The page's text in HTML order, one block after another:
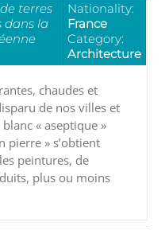
terres
dans la
Nationality:
France
Category:
Architecture
chaudes et
de nos villes et
« aseptique »
pierre » s’obtient
peintures, de
plus ou moins